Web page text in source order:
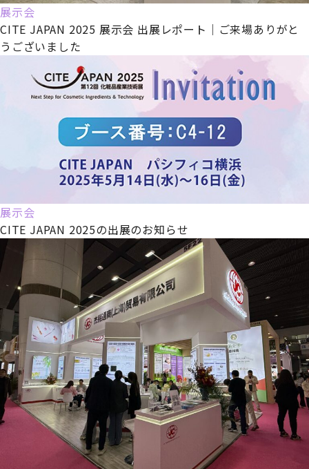
展示会
CITE JAPAN 2025 展示会 出展レポート｜ご来場ありがと
うございました
展示会
CITE JAPAN 2025の出展のお知らせ